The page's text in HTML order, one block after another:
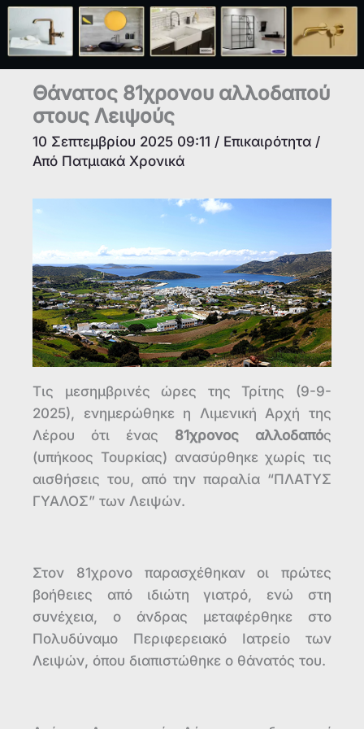
Θάνατος 81χρονου αλλοδαπού
στους Λειψούς
10 Σεπτεμβρίου 2025 09:11 / Επικαιρότητα /
Από Πατμιακά Χρονικά
Τις μεσημβρινές ώρες της Τρίτης (9-9-
2025), ενημερώθηκε η Λιμενική Αρχή της
Λέρου ότι ένας 81χρονος αλλοδαπός
(υπήκοος Τουρκίας) ανασύρθηκε χωρίς τις
αισθήσεις του, από την παραλία “ΠΛΑΤΥΣ
ΓΥΑΛΟΣ” των Λειψών.
Στον 81χρονο παρασχέθηκαν οι πρώτες
βοήθειες από ιδιώτη γιατρό, ενώ στη
συνέχεια, ο άνδρας μεταφέρθηκε στο
Πολυδύναμο Περιφερειακό Ιατρείο των
Λειψών, όπου διαπιστώθηκε ο θάνατός του.